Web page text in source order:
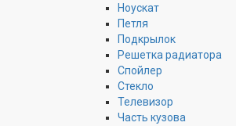
Ноускат
Петля
Подкрылок
Решетка радиатора
Спойлер
Стекло
Телевизор
Часть кузова